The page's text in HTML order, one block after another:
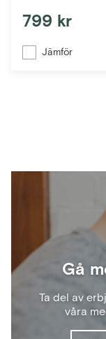
799 kr
Jämför
Gå
Ta del av
våra